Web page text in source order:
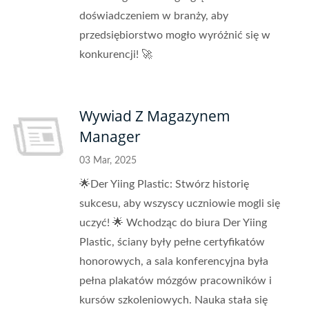
doświadczeniem w branży, aby
przedsiębiorstwo mogło wyróżnić się w
konkurencji! 🚀
Wywiad Z Magazynem
Manager
03 Mar, 2025
🌟Der Yiing Plastic: Stwórz historię
sukcesu, aby wszyscy uczniowie mogli się
uczyć! 🌟 Wchodząc do biura Der Yiing
Plastic, ściany były pełne certyfikatów
honorowych, a sala konferencyjna była
pełna plakatów mózgów pracowników i
kursów szkoleniowych. Nauka stała się